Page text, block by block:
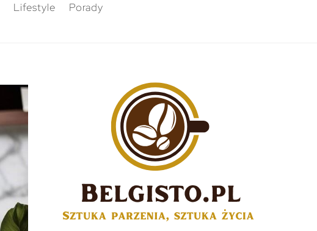
Lifestyle Porady